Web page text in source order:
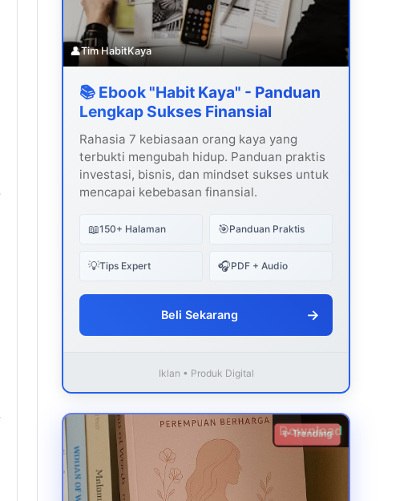
👤Tim HabitKaya
📚 Ebook "Habit Kaya" - Panduan
Lengkap Sukses Finansial
Rahasia 7 kebiasaan orang kaya yang
terbukti mengubah hidup. Panduan praktis
investasi, bisnis, dan mindset sukses untuk
mencapai kebebasan finansial.
📖150+ Halaman 🎯Panduan Praktis
💡Tips Expert 🎧PDF + Audio
Beli Sekarang →
Iklan • Produk Digital
Download
✨ Trending